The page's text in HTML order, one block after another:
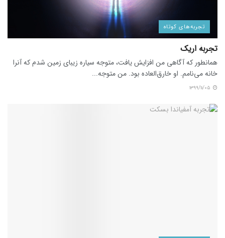
تجربه‌های کوتاه
تجربۀ اریک
همانطور که آگاهی من افزایش یافت، متوجه سیاره زیبای زمین شدم که آنرا
خانه می‌نامم. او خارق‌العاده بود. من متوجه...